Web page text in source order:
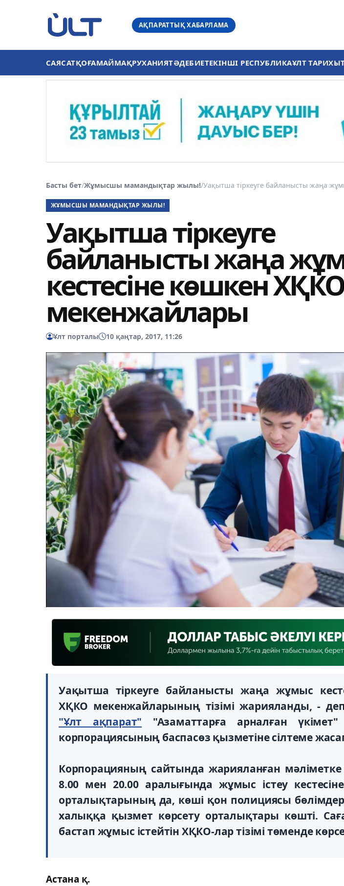
АҚПАРАТТЫҚ ХАБАРЛАМА
САЯСАТҚОҒАМАЙМАҚРУХАНИЯТӘДЕБИЕТЕКІНШІ РЕСПУБЛИКАҰЛТ ТАРИХЫ
Басты бет/Жұмысшы мамандықтар жылы!/Уақытша тіркеуге байланысты жаңа
ЖҰМЫСШЫ МАМАНДЫҚТАР ЖЫЛЫ!
Уақытша тіркеуге
байланысты жаңа
кестесіне көшкен ХҚКО
мекенжайлары
Ұлт порталы 10 қаңтар, 2017, 11:26
Уақытша тіркеуге байланысты жаңа жұмыс
ХҚКО мекенжайларының тізімі жарияланды, -
"Ұлт ақпарат" "Азаматтарға арналған үкімет"
корпорациясының баспасөз қызметіне сілтеме
Корпорацияның сайтында жарияланған мәліметке
8.00 мен 20.00 аралығында жұмыс істеу
орталықтарының да, көші қон полициясы
халыққа қызмет көрсету орталықтары көшті.
бастап жұмыс істейтін ХҚКО-лар тізімі төменде
Астана қ.